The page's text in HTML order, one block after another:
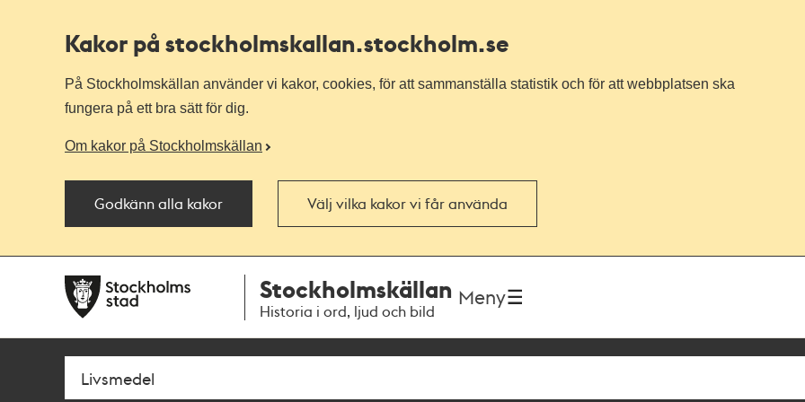
Kakor på stockholmskallan.stockholm.se
På Stockholmskällan använder vi kakor, cookies, för att sammanställa statistik och för att webbplatsen ska
fungera på ett bra sätt för dig.
Om kakor på Stockholmskällan
Godkänn alla kakor Välj vilka kakor vi får använda
navigationen
huvudinnehållet
Stockholmskällan
Historia i ord, ljud och bild
Meny
Sök